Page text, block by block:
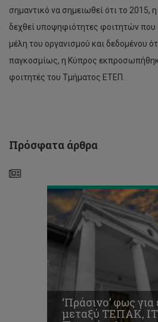
σημαντικό να σημειωθεί ότι το 2015,
δεχθεί υποψηφιότητες φοιτητών που
μέλη του οργανισμού και δεδομένου
παγκοσμίως, η Κύπρος
φοιτητές του Τμήματος ΕΤΕΠ.
Πρόσφατα άρθρα
‘Πράσινο’
φως
για
έργο
μεταξύ
και
Δήμου
‘Πράσινο’ φως για
μεταξύ ΤΕΠΑΚ,
Τρία
Βραβεία
στα
Environmental
Awards
και
Awards
2016
για
το
Τεχνολογικό